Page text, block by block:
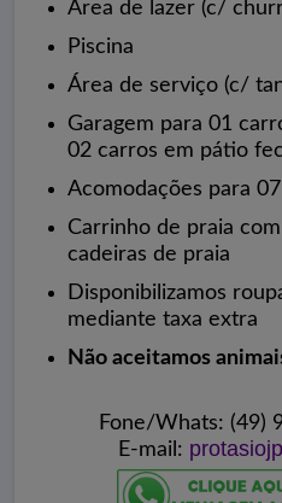
Área de lazer (c/
Piscina
Área de serviço (c/
Garagem para 01
02 carros em pátio
Acomodações para
Carrinho de praia
cadeiras de praia
Disponibilizamos
mediante taxa extra
Não aceitamos
Fone/Whats: (49)
E-mail: